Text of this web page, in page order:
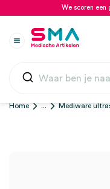
We scoren een
Home ... Mediware